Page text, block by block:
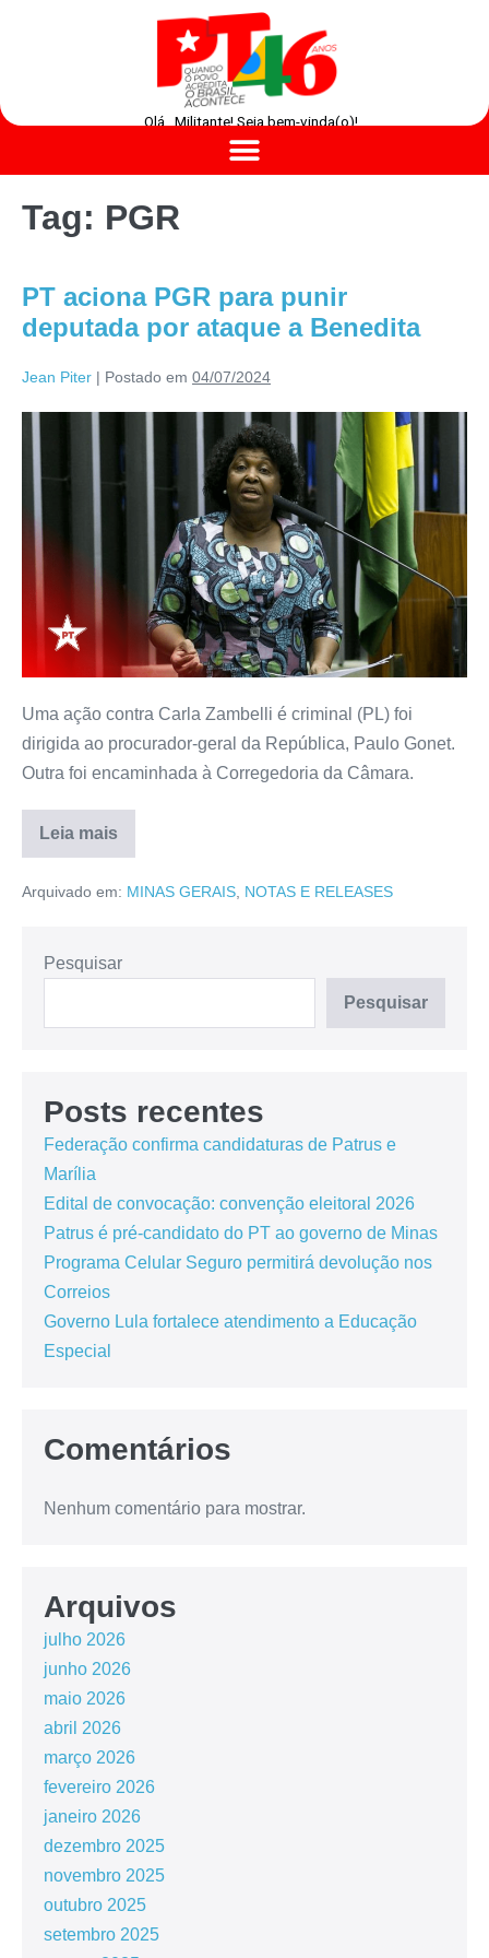
Olá , Militante! Seja bem-vinda(o)!
Tag: PGR
PT aciona PGR para punir
deputada por ataque a Benedita
Jean Piter | Postado em 04/07/2024
Uma ação contra Carla Zambelli é criminal (PL) foi
dirigida ao procurador-geral da República, Paulo Gonet.
Outra foi encaminhada à Corregedoria da Câmara.
Leia mais
Arquivado em: MINAS GERAIS NOTAS E RELEASES
Pesquisar
Pesquisar
Posts recentes
Federação confirma candidaturas de Patrus e
Marília
Edital de convocação: convenção eleitoral 2026
Patrus é pré-candidato do PT ao governo de Minas
Programa Celular Seguro permitirá devolução nos
Correios
Governo Lula fortalece atendimento a Educação
Especial
Comentários
Nenhum comentário para mostrar.
Arquivos
julho 2026
junho 2026
maio 2026
abril 2026
março 2026
fevereiro 2026
janeiro 2026
dezembro 2025
novembro 2025
outubro 2025
setembro 2025